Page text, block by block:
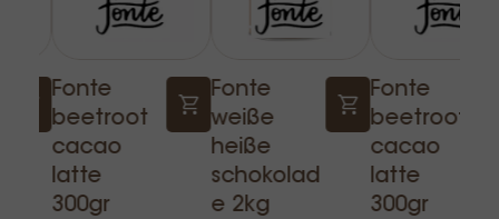
Fonte
beetroot
cacao
latte
300gr
Fonte
weiße
heiße
schokolad
e 2kg
Fonte
beetroot
cacao
latte
300gr